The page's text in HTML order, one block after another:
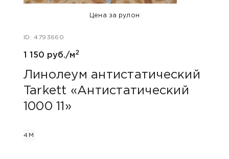
Цена за рулон
ID: 4793660
1 150 руб./м2
Линолеум антистатический
Tarkett «Антистатический
1000 11»
4М